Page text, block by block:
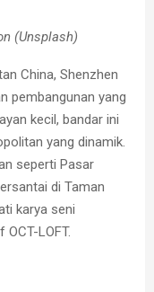
(Unsplash)
China, Shenzhen
pembangunan yang
kecil, bandar ini
yang dinamik.
seperti Pasar
di Taman
karya seni
LOFT.